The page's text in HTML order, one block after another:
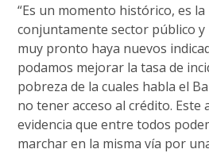
“Es un momento histórico, es
conjuntamente sector público
muy pronto haya nuevos
podamos mejorar la tasa de
pobreza de la cuales habla el
no tener acceso al crédito. Este
evidencia que entre todos
marchar en la misma vía por